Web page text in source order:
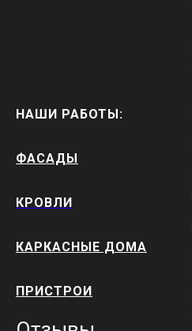
НАШИ РАБОТЫ:
ФАСАДЫ
КРОВЛИ
КАРКАСНЫЕ ДОМА
ПРИСТРОИ